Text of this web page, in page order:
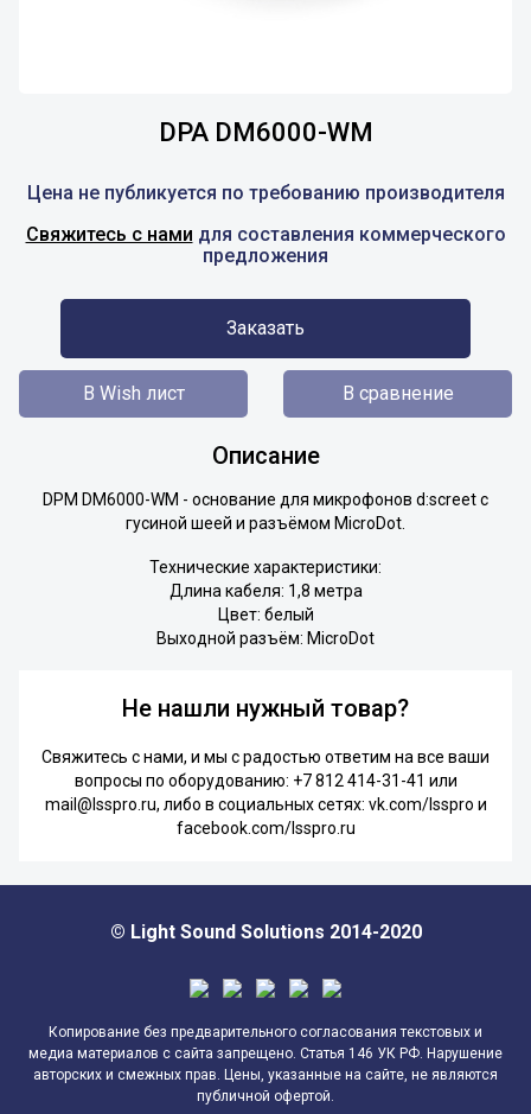
DPA DM6000-WM
Цена не публикуется по требованию производителя
Свяжитесь с нами для составления коммерческого
предложения
Заказать
В Wish лист В сравнение
Описание
DPM DM6000-WM - основание для микрофонов d:screet с
гусиной шеей и разъёмом MicroDot.
Технические характеристики:
Длина кабеля: 1,8 метра
Цвет: белый
Выходной разъём: MicroDot
Не нашли нужный товар?
Свяжитесь с нами, и мы с радостью ответим на все ваши
вопросы по оборудованию: +7 812 414-31-41 или
mail@lsspro.ru, либо в социальных сетях: vk.com/lsspro и
facebook.com/lsspro.ru
© Light Sound Solutions 2014-2020
Копирование без предварительного согласования текстовых и
медиа материалов с сайта запрещено. Статья 146 УК РФ. Нарушение
авторских и смежных прав. Цены, указанные на сайте, не являются
публичной офертой.